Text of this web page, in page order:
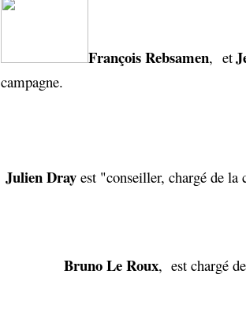
François Rebsamen, et
campagne.
Julien Dray est "conseiller, chargé de
Bruno Le Roux, est chargé